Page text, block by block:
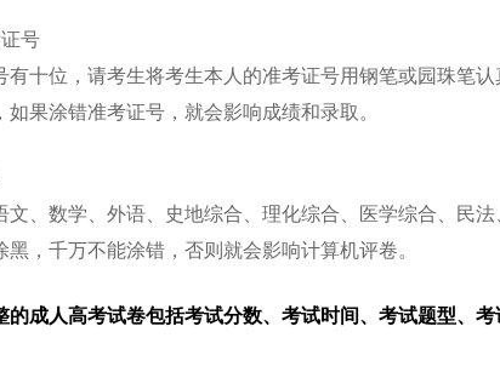
号
有十位，请考生将考生本人的准考证号用钢笔或园珠笔
如果涂错准考证号，就会影响成绩和录取。
文、数学、外语、史地综合、理化综合、医学综合、民
黑，千万不能涂错，否则就会影响计算机评卷。
的成人高考试卷包括考试分数、考试时间、考试题型、